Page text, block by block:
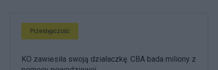
Przestępczość
KO zawiesiła swoją działaczkę. CBA bada miliony z